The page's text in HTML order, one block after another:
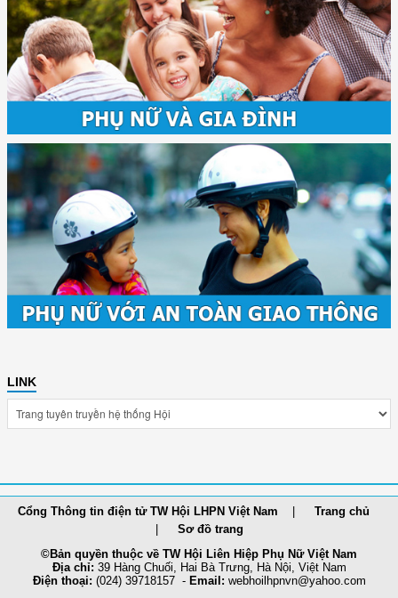
LINK
Cổng Thông tin điện tử TW Hội LHPN Việt Nam
Trang chủ
Sơ đồ trang
©Bản quyền thuộc về TW Hội Liên Hiệp Phụ Nữ Việt Nam
Địa chỉ: 39 Hàng Chuối, Hai Bà Trưng, Hà Nội, Việt Nam
Điện thoại: (024) 39718157 - Email: webhoilhpnvn@yahoo.com